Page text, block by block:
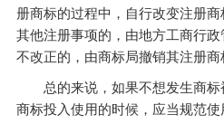
册商标的过程中，自行改变注册
其他注册事项的，由地方工商行
不改正的，由商标局撤销其注册商
总的来说，如果不想发生商
商标投入使用的时候，应当规范